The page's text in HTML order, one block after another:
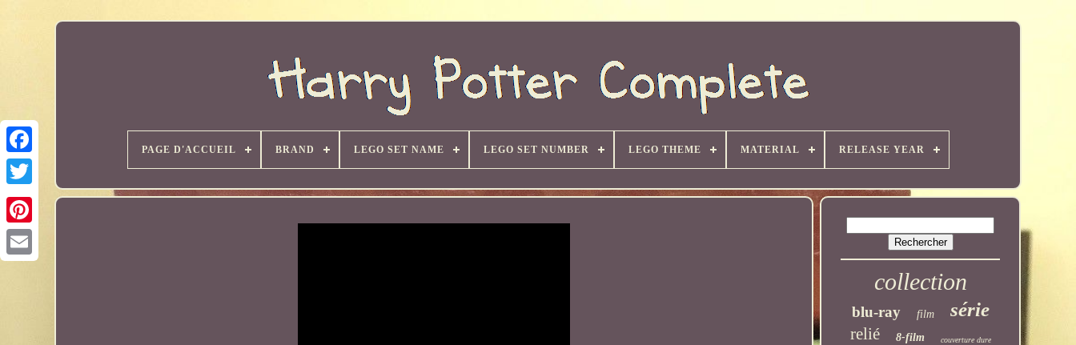
PAGE D'ACCUEIL BRAND LEGO SET NAME LEGO SET NUMBER LEGO THEME MATERIAL RELEASE YEAR
collection
blu-ray film série
relié 8-film couverture dure